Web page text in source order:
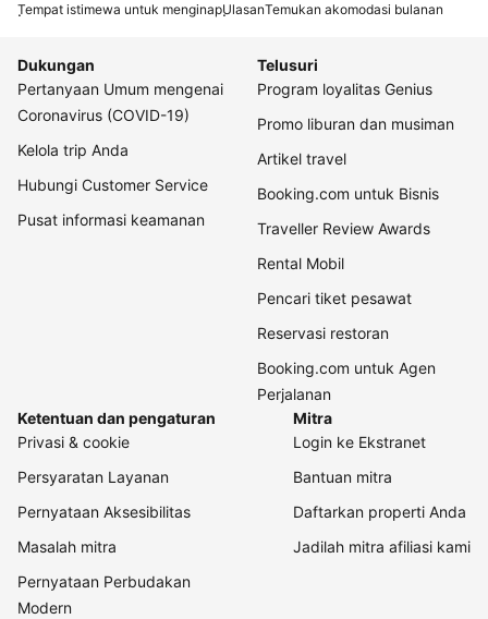
Tempat istimewa untuk menginapUlasanTemukan akomodasi bulanan
Dukungan
Pertanyaan Umum mengenai
Coronavirus (COVID-19)
Kelola trip Anda
Hubungi Customer Service
Pusat informasi keamanan
Telusuri
Program loyalitas Genius
Promo liburan dan musiman
Artikel travel
Booking.com untuk Bisnis
Traveller Review Awards
Rental Mobil
Pencari tiket pesawat
Reservasi restoran
Booking.com untuk Agen
Perjalanan
Ketentuan dan pengaturan
Privasi & cookie
Persyaratan Layanan
Pernyataan Aksesibilitas
Masalah mitra
Pernyataan Perbudakan
Modern
Mitra
Login ke Ekstranet
Bantuan mitra
Daftarkan properti Anda
Jadilah mitra afiliasi kami